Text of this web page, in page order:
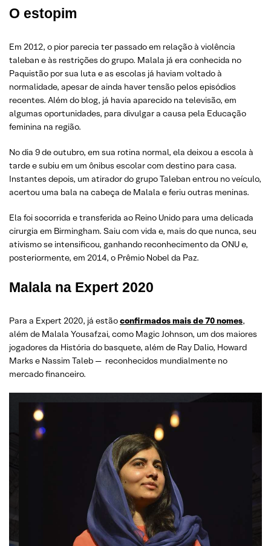
O estopim
Em 2012, o pior parecia ter passado em relação à violência
taleban e às restrições do grupo. Malala já era conhecida no
Paquistão por sua luta e as escolas já haviam voltado à
normalidade, apesar de ainda haver tensão pelos episódios
recentes. Além do blog, já havia aparecido na televisão, em
algumas oportunidades, para divulgar a causa pela Educação
feminina na região.
No dia 9 de outubro, em sua rotina normal, ela deixou a escola à
tarde e subiu em um ônibus escolar com destino para casa.
Instantes depois, um atirador do grupo Taleban entrou no veículo,
acertou uma bala na cabeça de Malala e feriu outras meninas.
Ela foi socorrida e transferida ao Reino Unido para uma delicada
cirurgia em Birmingham. Saiu com vida e, mais do que nunca, seu
ativismo se intensificou, ganhando reconhecimento da ONU e,
posteriormente, em 2014, o Prêmio Nobel da Paz.
Malala na Expert 2020
Para a Expert 2020, já estãoconfirmados mais de 70 nomes,
além de Malala Yousafzai, como Magic Johnson, um dos maiores
jogadores da História do basquete, além de Ray Dalio, Howard
Marks e Nassim Taleb — reconhecidos mundialmente no
mercado financeiro.